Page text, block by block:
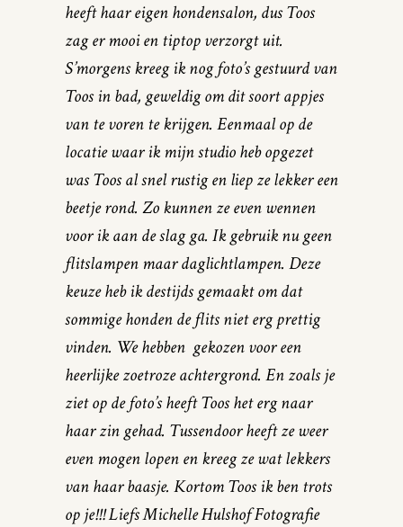
heeft haar eigen hondensalon, dus Toos
zag er mooi en tiptop verzorgt uit.
S’morgens kreeg ik nog foto’s gestuurd van
Toos in bad, geweldig om dit soort appjes
van te voren te krijgen. Eenmaal op de
locatie waar ik mijn studio heb opgezet
was Toos al snel rustig en liep ze lekker een
beetje rond. Zo kunnen ze even wennen
voor ik aan de slag ga. Ik gebruik nu geen
flitslampen maar daglichtlampen. Deze
keuze heb ik destijds gemaakt om dat
sommige honden de flits niet erg prettig
vinden. We hebben gekozen voor een
heerlijke zoetroze achtergrond. En zoals je
ziet op de foto’s heeft Toos het erg naar
haar zin gehad. Tussendoor heeft ze weer
even mogen lopen en kreeg ze wat lekkers
van haar baasje. Kortom Toos ik ben trots
op je!!! Liefs Michelle Hulshof Fotografie